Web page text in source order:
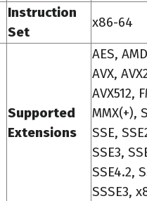
Instruction
Set
x86-64
Supported
Extensions
AES,
AVX,
AVX512,
MMX(+),
SSE,
SSE3,
SSE4.2,
SSSE3,